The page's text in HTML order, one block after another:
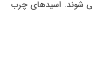
را شامل می شوند. اسیدهای چرب